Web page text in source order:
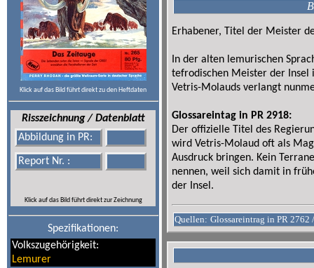
Klick auf das Bild führt direkt zu den Heftdaten
Risszeichnung / Datenblatt
Abbildung in PR:
Report Nr. :
Klick auf das Bild führt direkt zur Zeichnung
Spezifikationen:
Volkszugehörigkeit:
Lemurer
Erhabener, Titel der Meister
In der alten lemurischen
tefrodischen Meister der Insel
Vetris-Molauds verlangt
Glossareintag in PR 2918:
Der offizielle Titel des
wird Vetris-Molaud oft als
Ausdruck bringen. Kein
nennen, weil sich damit in
der Insel.
Quellen: Glossareintrag in PR 2762